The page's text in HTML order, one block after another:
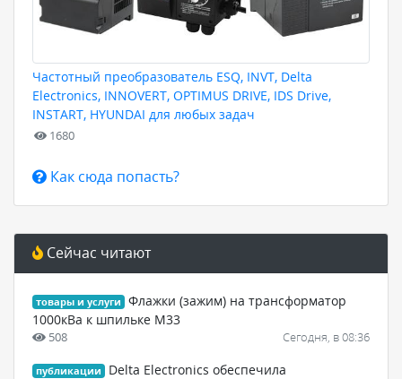
Частотный преобразователь ESQ, INVT, Delta
Electronics, INNOVERT, OPTIMUS DRIVE, IDS Drive,
INSTART, HYUNDAI для любых задач
1680
Как сюда попасть?
Сейчас читают
товары и услуги
Флажки (зажим) на трансформатор
1000кВа к шпильке М33
508 Сегодня, в 08:36
публикации
Delta Electronics обеспечила